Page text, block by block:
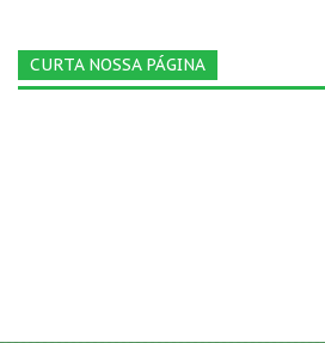
CURTA NOSSA PÁGINA